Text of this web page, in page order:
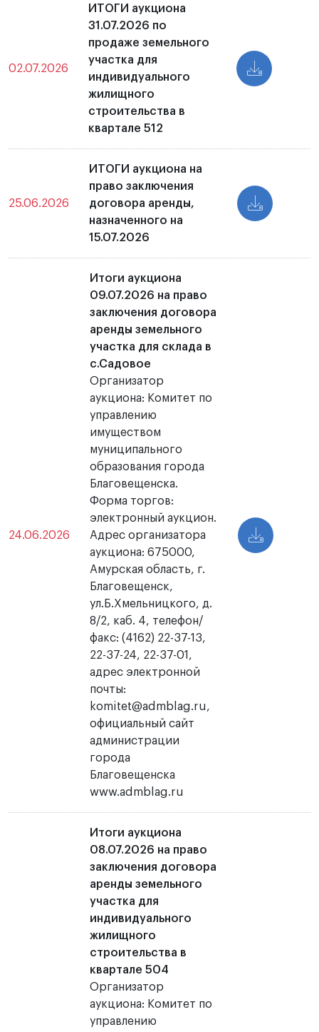
02.07.2026
ИТОГИ аукциона
31.07.2026 по
продаже земельного
участка для
индивидуального
жилищного
строительства в
квартале 512
25.06.2026
ИТОГИ аукциона на
право заключения
договора аренды,
назначенного на
15.07.2026
24.06.2026
Итоги аукциона
09.07.2026 на право
заключения договора
аренды земельного
участка для склада в
с.Садовое
Организатор
аукциона: Комитет по
управлению
имуществом
муниципального
образования города
Благовещенска.
Форма торгов:
электронный аукцион.
Адрес организатора
аукциона: 675000,
Амурская область, г.
Благовещенск,
ул.Б.Хмельницкого, д.
8/2, каб. 4, телефон/
факс: (4162) 22-37-13,
22-37-24, 22-37-01,
адрес электронной
почты:
komitet@admblag.ru,
официальный сайт
администрации
города
Благовещенска
www.admblag.ru
Итоги аукциона
08.07.2026 на право
заключения договора
аренды земельного
участка для
индивидуального
жилищного
строительства в
квартале 504
Организатор
аукциона: Комитет по
управлению